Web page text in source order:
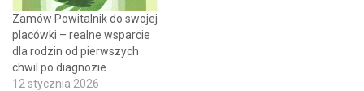
Miasto przygotowało dwa
specjalistyczne informatory,
które stanowią…
Zamów Powitalnik do swojej
placówki – realne wsparcie
dla rodzin od pierwszych
chwil po diagnozie
12 stycznia 2026